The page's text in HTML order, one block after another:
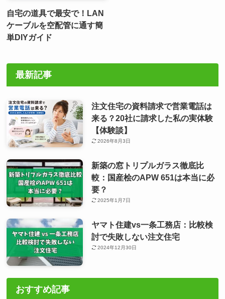
自宅の道具で最安で！LAN
ケーブルを空配管に通す簡
単DIYガイド
最新記事
注文住宅の資料請求で営業電話は
来る？20社に請求した私の実体験
【体験談】
2026年8月3日
新築の窓トリプルガラス徹底比
較：国産桧のAPW 651は本当に必
要？
2025年1月7日
ヤマト住建vs一条工務店：比較検
討で失敗しない注文住宅
2024年12月30日
おすすめ記事